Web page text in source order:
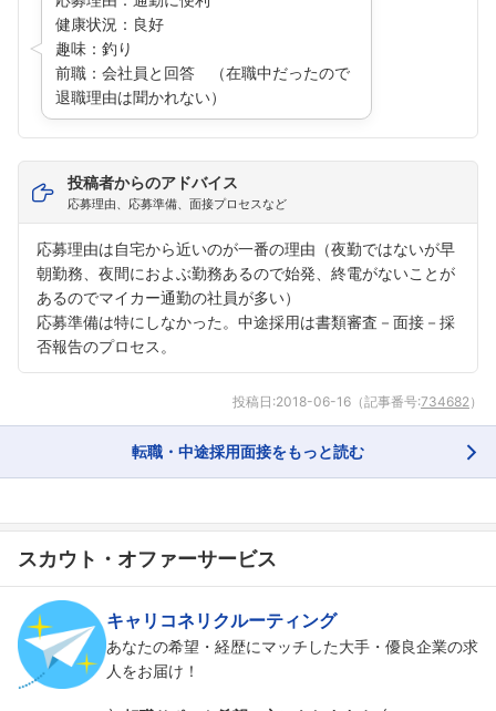
健康状況：良好
趣味：釣り
前職：会社員と回答 （在職中だったので
退職理由は聞かれない）
投稿者からのアドバイス
応募理由、応募準備、面接プロセスなど
応募理由は自宅から近いのが一番の理由（夜勤ではないが早
朝勤務、夜間におよぶ勤務あるので始発、終電がないことが
あるのでマイカー通勤の社員が多い）
応募準備は特にしなかった。中途採用は書類審査－面接－採
否報告のプロセス。
投稿日:2018-06-16 （記事番号:734682）
転職・中途採用面接をもっと読む
スカウト・オファーサービス
キャリコネリクルーティング
あなたの希望・経歴にマッチした大手・優良企業の求
人をお届け！